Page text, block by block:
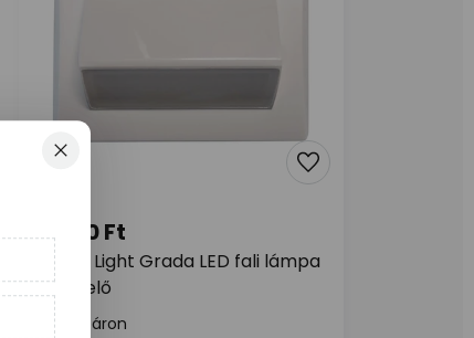
Müller Light Grada LED fali lámpa
érzékelő
4 490 Ft
Raktáron
Bezárás